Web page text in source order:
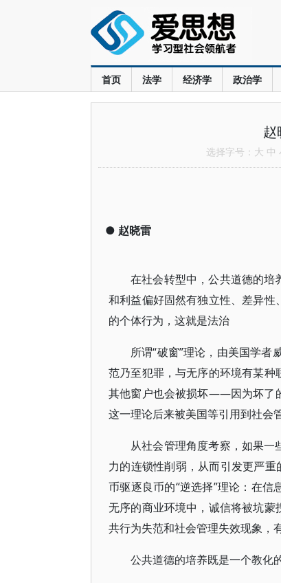
首页 法学 经济学 政治学
赵
选择字号： 大 中
● 赵晓雷
在社会转型中，公共道德的培
和利益偏好固然有独立性、差异
的个体行为，这就是法治
所谓“破窗”理论，由美国学
范乃至犯罪，与无序的环境有某
其他窗户也会被损坏——因为坏了
这一理论后来被美国等引用到社会
从社会管理角度考察，如果
力的连锁性削弱，从而引发更严
币驱逐良币的“逆选择”理论：在
无序的商业环境中，诚信将被坑
共行为失范和社会管理失效现象，
公共道德的培养既是一个教化